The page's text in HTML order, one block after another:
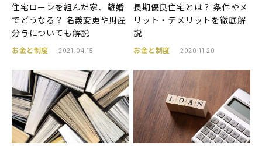
住宅ローンを組んだ家、離婚
でどうなる？ 名義変更や財産
分与についても解説
お金と制度 2021.04.15
長期優良住宅とは？ 条件やメ
リット・デメリットを徹底解
説
お金と制度 2020.11.20